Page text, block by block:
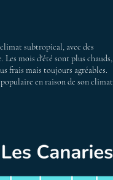
subtropical, avec des
Les mois d'été sont plus chauds,
frais mais toujours agréables.
en raison de son climat